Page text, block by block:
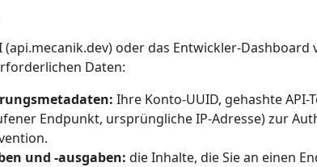
(api.mecanik.dev) oder das Entwickler-
Daten:
Ihre Konto-UUID, gehashte
Endpunkt, ursprüngliche IP-Adresse) zur
und -ausgaben: die Inhalte, die Sie an einen